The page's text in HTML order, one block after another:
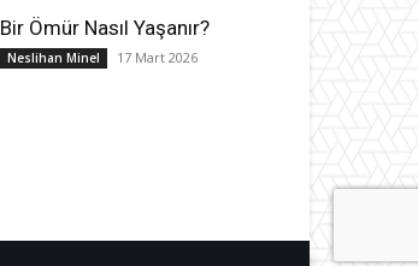
Bir Ömür Nasıl Yaşanır?
Neslihan Minel 17 Mart 2026